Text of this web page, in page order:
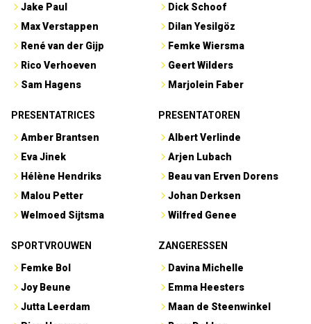
Jake Paul
Max Verstappen
René van der Gijp
Rico Verhoeven
Sam Hagens
Dick Schoof
Dilan Yesilgöz
Femke Wiersma
Geert Wilders
Marjolein Faber
PRESENTATRICES
Amber Brantsen
Eva Jinek
Hélène Hendriks
Malou Petter
Welmoed Sijtsma
PRESENTATOREN
Albert Verlinde
Arjen Lubach
Beau van Erven Dorens
Johan Derksen
Wilfred Genee
SPORTVROUWEN
Femke Bol
Joy Beune
Jutta Leerdam
ZANGERESSEN
Davina Michelle
Emma Heesters
Maan de Steenwinkel